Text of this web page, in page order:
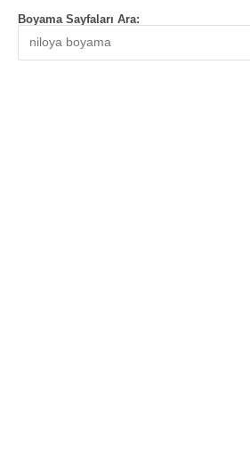
Boyama Sayfaları Ara: